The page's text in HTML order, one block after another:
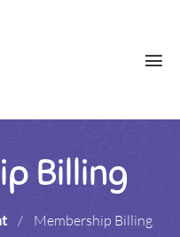
Billing
/ Membership Billing